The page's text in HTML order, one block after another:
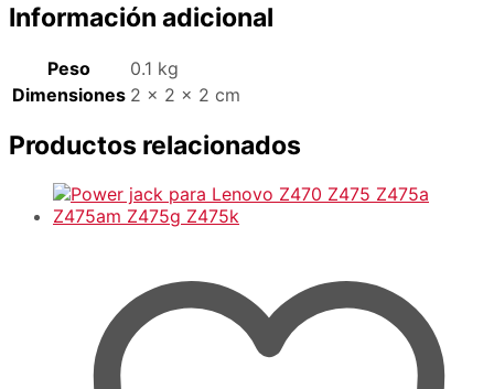
Información adicional
Peso
0.1 kg
Dimensiones 2 × 2 × 2 cm
Productos relacionados